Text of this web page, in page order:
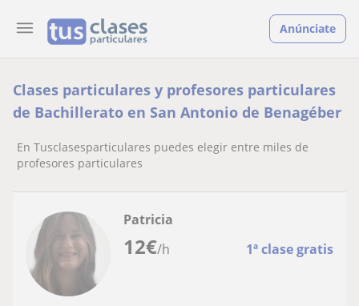
Anúnciate
Clases particulares y profesores particulares
de Bachillerato en San Antonio de Benagéber
En Tusclasesparticulares puedes elegir entre miles de
profesores particulares
12€/h 1ª clase gratis
Patricia